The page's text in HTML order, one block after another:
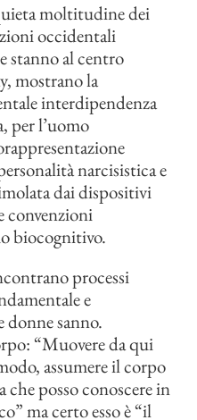
moltitudine dei
occidentali
stanno al centro
mostrano la
interdipendenza
per l’uomo
narcisistica e
dai dispositivi
convenzioni
biocognitivo.
processi
e
donne sanno.
“Muovere da qui
assumere il corpo
che posso conoscere in
ma certo esso è “il